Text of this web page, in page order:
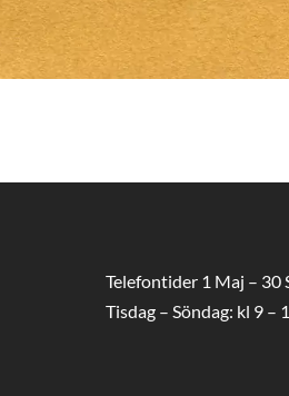
Telefontider 1 Maj – 30
Tisdag – Söndag: kl 9 –